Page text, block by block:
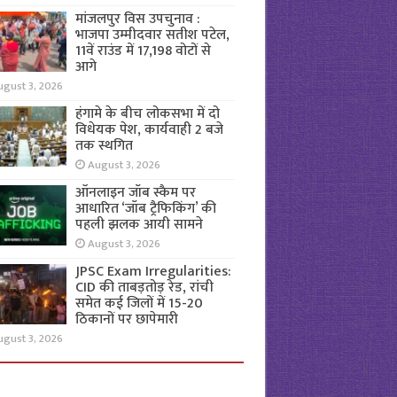
मांजलपुर विस उपचुनाव :
भाजपा उम्मीदवार सतीश पटेल,
11वें राउंड में 17,198 वोटों से
आगे
3, 2026
हंगामे के बीच लोकसभा में दो
विधेयक पेश, कार्यवाही 2 बजे
तक स्थगित
August 3, 2026
ऑनलाइन जॉब स्कैम पर
आधारित ‘जॉब ट्रैफिकिंग’ की
पहली झलक आयी सामने
August 3, 2026
JPSC Exam Irregularities:
CID की ताबड़तोड़ रेड, रांची
समेत कई जिलों में 15-20
ठिकानों पर छापेमारी
3, 2026